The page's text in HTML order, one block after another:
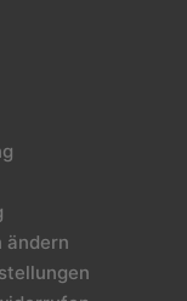
ändern